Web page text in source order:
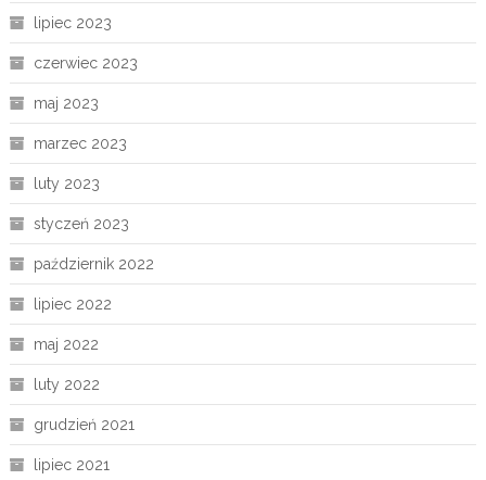
lipiec 2023
czerwiec 2023
maj 2023
marzec 2023
luty 2023
styczeń 2023
październik 2022
lipiec 2022
maj 2022
luty 2022
grudzień 2021
lipiec 2021